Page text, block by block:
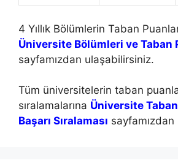
4 Yıllık Bölümlerin Taban
Üniversite Bölümleri ve Taban
sayfamızdan ulaşabilirsiniz.
Tüm üniversitelerin taban
sıralamalarına Üniversite
Başarı Sıralaması